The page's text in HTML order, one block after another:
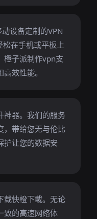
设备定制的VPN
松在手机或平板上
橙子派制作vpn支
效性能。
神器。我们的服务
，带给您无与伦比
护让您的数据安
载快橙下載。无论
致的高速网络体